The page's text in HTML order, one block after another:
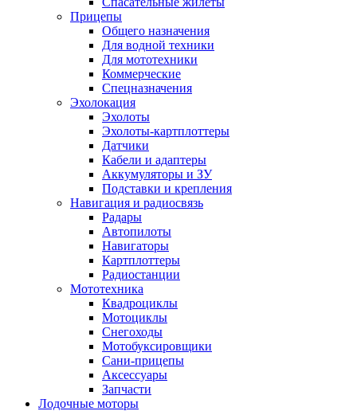
Прицепы
Общего назначения
Для водной техники
Для мототехники
Коммерческие
Спецназначения
Эхолокация
Эхолоты
Эхолоты-картплоттеры
Датчики
Кабели и адаптеры
Аккумуляторы и ЗУ
Подставки и крепления
Навигация и радиосвязь
Радары
Автопилоты
Навигаторы
Картплоттеры
Радиостанции
Мототехника
Квадроциклы
Мотоциклы
Снегоходы
Мотобуксировщики
Сани-прицепы
Аксессуары
Запчасти
Лодочные моторы